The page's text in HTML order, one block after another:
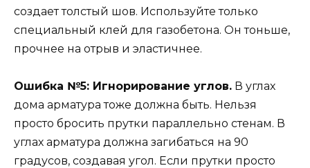
создает толстый шов. Используйте только
специальный клей для газобетона. Он тоньше,
прочнее на отрыв и эластичнее.
Ошибка №5: Игнорирование углов. В углах
дома арматура тоже должна быть. Нельзя
просто бросить прутки параллельно стенам. В
углах арматура должна загибаться на 90
градусов, создавая угол. Если прутки просто